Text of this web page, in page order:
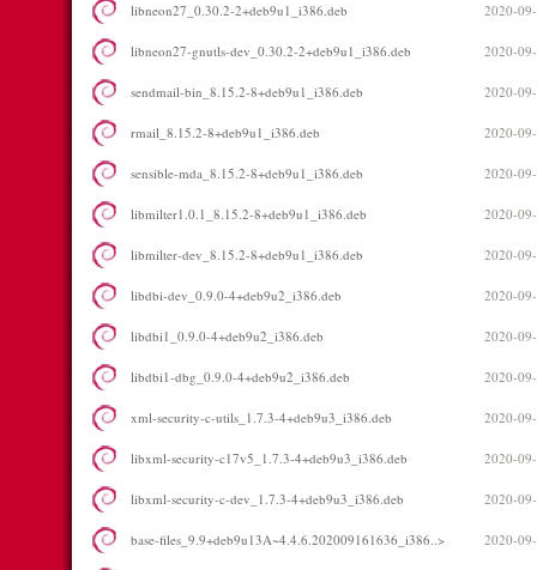
libneon27_0.30.2-2+deb9u1_i386.deb 2020-
libneon27-gnutls-dev_0.30.2-2+deb9u1_i386.deb 2020-
sendmail-bin_8.15.2-8+deb9u1_i386.deb 2020-
rmail_8.15.2-8+deb9u1_i386.deb 2020-
sensible-mda_8.15.2-8+deb9u1_i386.deb 2020-
libmilter1.0.1_8.15.2-8+deb9u1_i386.deb 2020-
libmilter-dev_8.15.2-8+deb9u1_i386.deb 2020-
libdbi-dev_0.9.0-4+deb9u2_i386.deb 2020-
libdbi1_0.9.0-4+deb9u2_i386.deb 2020-
libdbi1-dbg_0.9.0-4+deb9u2_i386.deb 2020-
xml-security-c-utils_1.7.3-4+deb9u3_i386.deb 2020-
libxml-security-c17v5_1.7.3-4+deb9u3_i386.deb 2020-
libxml-security-c-dev_1.7.3-4+deb9u3_i386.deb 2020-
base-files_9.9+deb9u13A~4.4.6.202009161636_i386..> 2020-